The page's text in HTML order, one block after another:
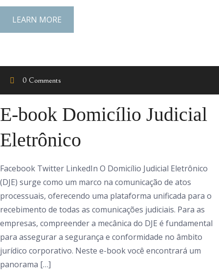
LEARN MORE
0 Comments
E-book Domicílio Judicial
Eletrônico
Facebook Twitter LinkedIn O Domicílio Judicial Eletrônico
(DJE) surge como um marco na comunicação de atos
processuais, oferecendo uma plataforma unificada para o
recebimento de todas as comunicações judiciais. Para as
empresas, compreender a mecânica do DJE é fundamental
para assegurar a segurança e conformidade no âmbito
jurídico corporativo. Neste e-book você encontrará um
panorama […]